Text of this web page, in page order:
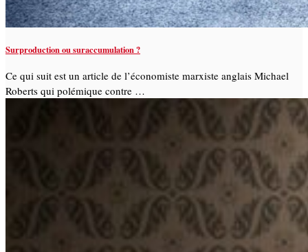
Surproduction ou suraccumulation ?
Ce qui suit est un article de l’économiste marxiste anglais Michael
Roberts qui polémique contre …